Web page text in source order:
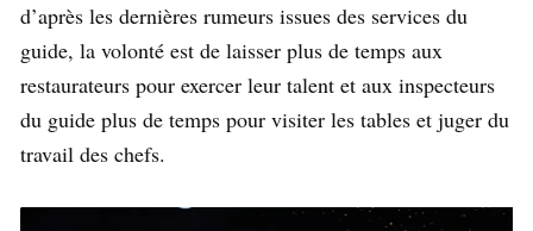
d’après les dernières rumeurs issues des services du
guide, la volonté est de laisser plus de temps aux
restaurateurs pour exercer leur talent et aux inspecteurs
du guide plus de temps pour visiter les tables et juger du
travail des chefs.